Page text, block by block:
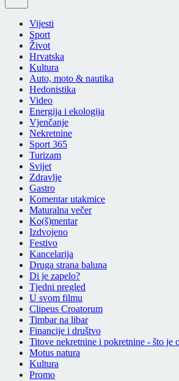
Vijesti
Sport
Život
Hrvatska
Kultura
Auto, moto & nautika
Hedonistika
Video
Energija i ekologija
Vjenčanje
Nekretnine
Sport 365
Turizam
Svijet
Zdravlje
Gastro
Komentar utakmice
Maturalna večer
Ko(š)mentar
Izdvojeno
Festivo
Kancelarija
Druga strana baluna
Di je zapelo?
Tjedni pregled
U svom filmu
Clipeus Croatorum
Timbar na libar
Financije i društvo
Titove nekretnine i pokretnine - što je
Motus natura
Kultura
Promo